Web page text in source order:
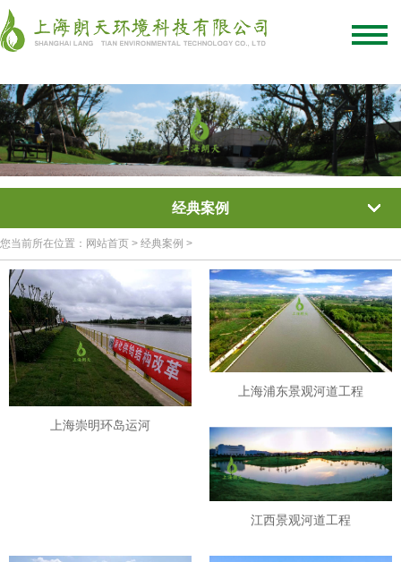
绿化混凝土
关于我们/联系我们
经典案例
您当前所在位置：网站首页 > 经典案例 >
上海崇明环岛运河
上海浦东景观河道工程
江西景观河道工程